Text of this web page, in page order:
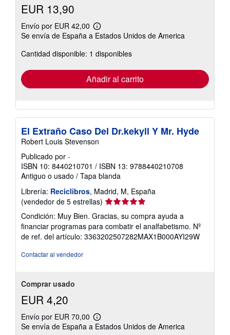
EUR 13,90
Envío por EUR 42,00
Más
información
las
tarifas
envío
Se envía de España a Estados Unidos de America
Cantidad disponible: 1 disponibles
Añadir al carrito
El Extraño Caso Del Dr.kekyll Y Mr. Hyde
Robert Louis Stevenson
Publicado por -
ISBN 10: 8440210701 / ISBN 13: 9788440210708
Antiguo o usado / Tapa blanda
Librería: Reciclibros, Madrid, M, España
(vendedor de 5 estrellas) Calificación
vendedor:
5
de
Condición: Muy Bien. Gracias, su compra ayuda a
financiar programas para combatir el analfabetismo. Nº
de ref. del artículo: 3363202507282MAX1B000AYI29W
Contactar al vendedor
Comprar usado
EUR 4,20
Envío por EUR 70,00
Más
información
Se envía de España a Estados Unidos de America